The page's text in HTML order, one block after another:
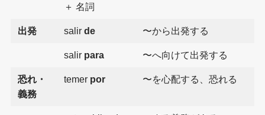
＋ 名詞
出発 salir de 〜から出発する
salir para 〜へ向けて出発する
恐れ・
義務
temer por 〜を心配する、恐れる